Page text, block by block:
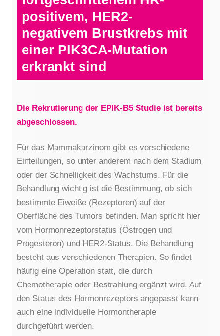
positivem, HER2-
negativem Brustkrebs mit
einer PIK3CA-Mutation
erkrankt sind
Die Rekrutierung der EPIK-B5 Studie ist bereits
abgeschlossen.
Für das Mammakarzinom gibt es verschiedene
Einteilungen, so unter anderem nach dem Stadium
oder der Schnelligkeit des Wachstums. Für die
Behandlung wichtig ist die Bestimmung, ob sich
bestimmte Eiweiße (Rezeptoren) auf der
Oberfläche des Tumors befinden. Man spricht hier
vom Hormonrezeptorstatus (Östrogen und
Progesteron) und HER2-Status. Die Behandlung
besteht aus verschiedenen Therapien. So findet
häufig eine Operation statt, die durch
Chemotherapie oder Bestrahlung ergänzt wird. Auf
den Status des Hormonrezeptors angepasst kann
auch eine individuelle Hormontherapie
durchgeführt werden.